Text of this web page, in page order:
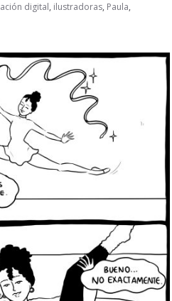
digital, ilustradoras, Paula,